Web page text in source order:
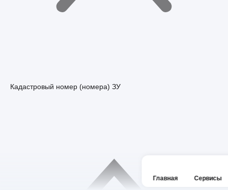
Главная Сервисы
Кадастровый номер (номера) ЗУ